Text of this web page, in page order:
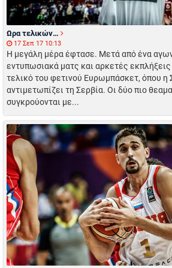
Ωρα τελικών…
17 Σεπ 17 10:13
Η μεγάλη μέρα έφτασε. Μετά από ένα
εντυπωσιακά ματς και αρκετές
τελικό του φετινού Ευρωμπάσκετ, όπου η
αντιμετωπίζει τη Σερβία. Οι δύο πιο
συγκρούονται με...